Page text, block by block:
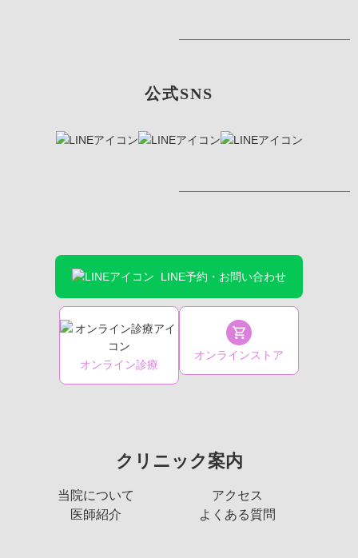
公式SNS
LINE予約・お問い合わせ
オンライン診療
オンラインストア
クリニック案内
当院について
アクセス
医師紹介
よくある質問